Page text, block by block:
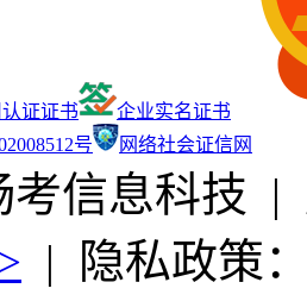
证证书
企业实名证书
号 网络社会证信网
考信息科技 |
| 隐私政策